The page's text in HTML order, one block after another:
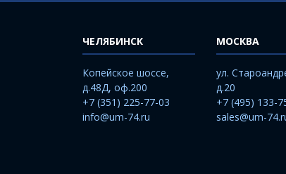
ЧЕЛЯБИНСК
Копейское шоссе,
д.48Д, оф.200
+7 (351) 225-77-03
info@um-74.ru
МОСКВА
ул.
д.20
+7 (495) 133-
sales@um-